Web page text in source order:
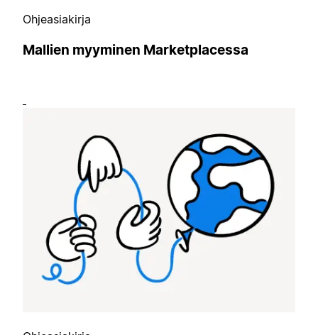
Ohjeasiakirja
Mallien myyminen Marketplacessa